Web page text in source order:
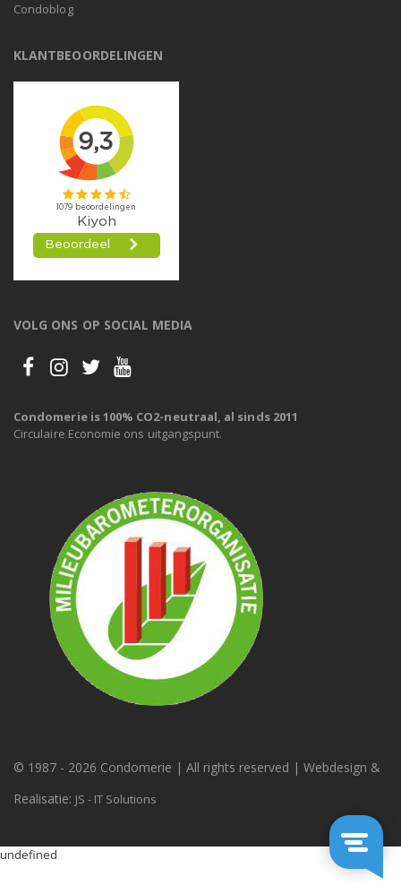
Condoblog
KLANTBEOORDELINGEN
VOLG ONS OP SOCIAL MEDIA
Condomerie is 100% CO2-neutraal, al sinds 2011
Circulaire Economie ons uitgangspunt.
© 1987 - 2026 Condomerie | All rights reserved | Webdesign &
Realisatie: JS - IT Solutions
undefined